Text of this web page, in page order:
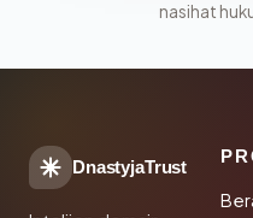
nasihat
DnastyjaTrust